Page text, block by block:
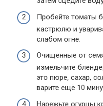
Пробейте томаты
кастрюлю и
слабом огне.
Очищенные от
измельчите
это пюре, сахар,
варите ещё 10
Нарежьте огурцы